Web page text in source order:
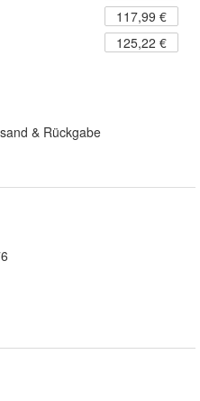
117,99 €
125,22 €
& Rückgabe